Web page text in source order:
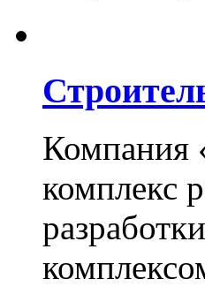
Компания
комплекс